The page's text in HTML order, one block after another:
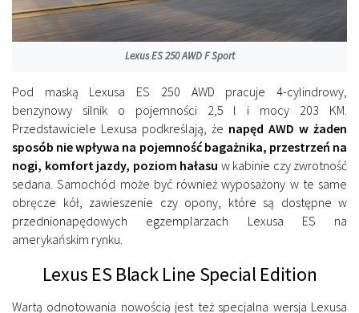
Lexus ES 250 AWD F Sport
Pod maską Lexusa ES 250 AWD pracuje 4-cylindrowy,
benzynowy silnik o pojemności 2,5 l i mocy 203 KM.
Przedstawiciele Lexusa podkreślają, że napęd AWD w żaden
sposób nie wpływa na pojemność bagażnika, przestrzeń na
nogi, komfort jazdy, poziom hałasu w kabinie czy zwrotność
sedana. Samochód może być również wyposażony w te same
obręcze kół, zawieszenie czy opony, które są dostępne w
przednionapędowych egzemplarzach Lexusa ES na
amerykańskim rynku.
Lexus ES Black Line Special Edition
Wartą odnotowania nowością jest też specjalna wersja Lexusa